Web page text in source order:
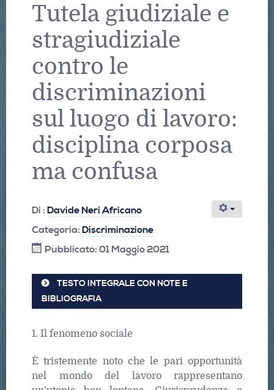
Tutela giudiziale e
stragiudiziale
contro le
discriminazioni
sul luogo di lavoro:
disciplina corposa
ma confusa
Di : Davide Neri Africano
Categoria: Discriminazione
Pubblicato: 01 Maggio 2021
TESTO INTEGRALE CON NOTE E
BIBLIOGRAFIA
1. Il fenomeno sociale
È tristemente noto che le pari opportunità
nel mondo del lavoro rappresentano